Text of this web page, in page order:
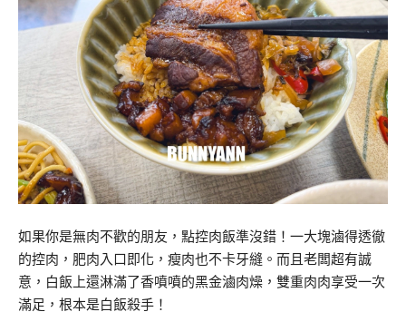
如果你是無肉不歡的朋友，點控肉飯準沒錯！一大塊滷得透徹
的控肉，肥肉入口即化，瘦肉也不卡牙縫。而且老闆超有誠
意，白飯上還淋滿了香噴噴的黑金滷肉燥，雙重肉肉享受一次
滿足，根本是白飯殺手！